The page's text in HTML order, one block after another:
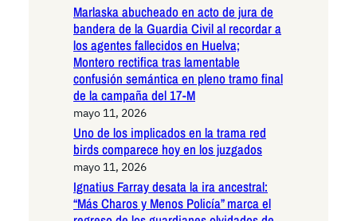
Marlaska abucheado en acto de jura de
bandera de la Guardia Civil al recordar a
los agentes fallecidos en Huelva;
Montero rectifica tras lamentable
confusión semántica en pleno tramo final
de la campaña del 17-M
mayo 11, 2026
Uno de los implicados en la trama red
birds comparece hoy en los juzgados
mayo 11, 2026
Ignatius Farray desata la ira ancestral:
“Más Charos y Menos Policía” marca el